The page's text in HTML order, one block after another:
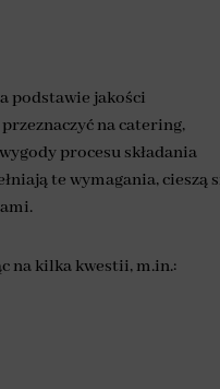
podstawie jakości
na catering,
procesu składania
te wymagania, cieszą
na kilka kwestii, m.in.: